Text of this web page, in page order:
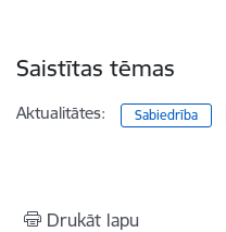
Saistītas tēmas
Aktualitātes: Sabiedrība
Drukāt lapu